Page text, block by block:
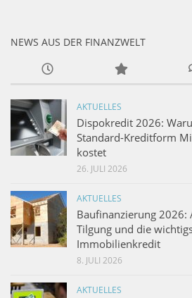
NEWS AUS DER FINANZWELT
AKTUELLES
Dispokredit 2026:
Standard-Kreditform
kostet
26. JULI 2026
AKTUELLES
Baufinanzierung 2026:
Tilgung und die
Immobilienkredit
8. JULI 2026
AKTUELLES